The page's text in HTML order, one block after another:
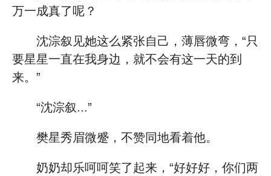
万一成真了呢？
沈淙叙见她这么紧张自己，薄唇微弯，“只
要星星一直在我身边，就不会有这一天的到
来。”
“沈淙叙...”
樊星秀眉微蹙，不赞同地看着他。
奶奶却乐呵呵笑了起来，“好好好，你们两